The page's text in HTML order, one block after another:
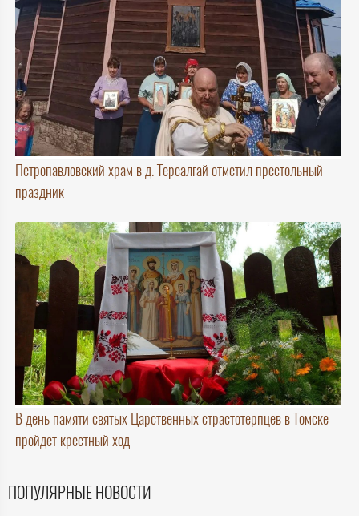
Петропавловский храм в д. Терсалгай отметил престольный
праздник
В день памяти святых Царственных страстотерпцев в Томске
пройдет крестный ход
ПОПУЛЯРНЫЕ НОВОСТИ